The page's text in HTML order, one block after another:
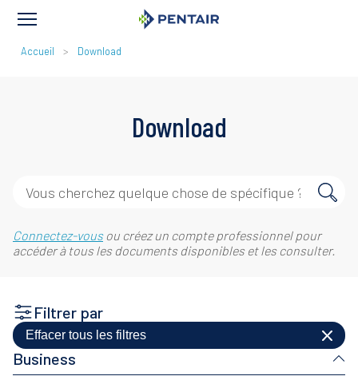
FIL
Accueil Download
Download
Connectez-vousou créez un compte professionnel pour
accéder à tous les documents disponibles et les consulter.
Filtrer par
Effacer tous les filtres
Business